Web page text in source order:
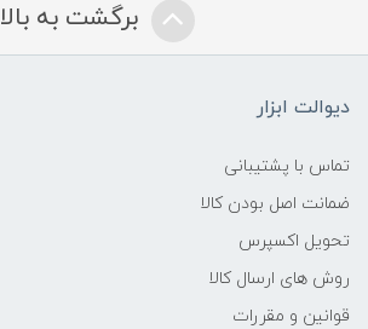
برگشت به بالا
دیوالت ابزار
تماس با پشتیبانی
ضمانت اصل بودن کالا
تحویل اکسپرس
روش های ارسال کالا
قوانین و مقررات